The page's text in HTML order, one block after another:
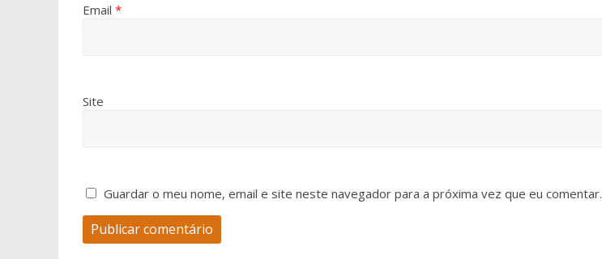
Email *
Site
Guardar o meu nome, email e site neste navegador para a próxima vez que eu comentar.